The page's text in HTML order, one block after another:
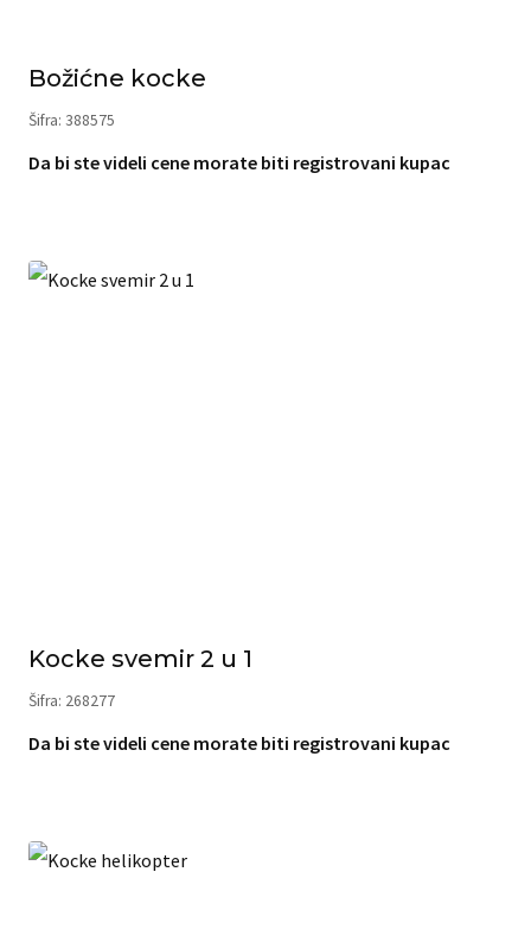
Božićne kocke
Šifra: 388575
Da bi ste videli cene morate biti registrovani kupac
Kocke svemir 2 u 1
Šifra: 268277
Da bi ste videli cene morate biti registrovani kupac